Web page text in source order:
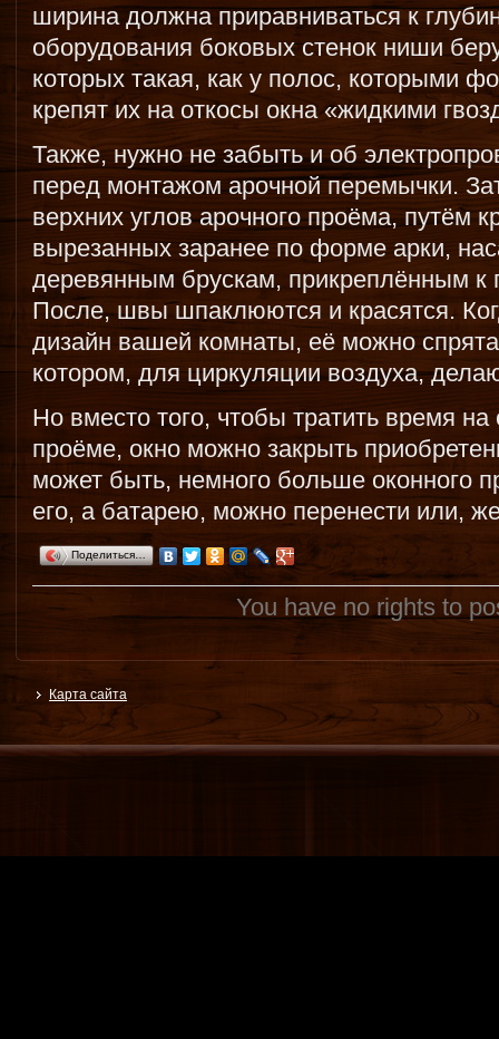
ширина должна приравниваться к
оборудования боковых стенок ниши
которых такая, как у полос, которыми
крепят их на откосы окна «жидкими
Также, нужно не забыть и об
перед монтажом арочной перемычки.
верхних углов арочного проёма, путём
вырезанных заранее по форме арки,
деревянным брускам, прикреплённым
После, швы шпаклюются и красятся.
дизайн вашей комнаты, её можно
котором, для циркуляции воздуха,
Но вместо того, чтобы тратить время
проёме, окно можно закрыть
может быть, немного больше оконного
его, а батарею, можно перенести или,
Поделиться…
You have no rights to
Карта сайта